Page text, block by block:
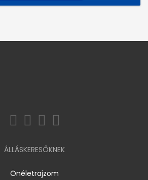
ÁLLÁSKERESŐKNEK
Önéletrajzom